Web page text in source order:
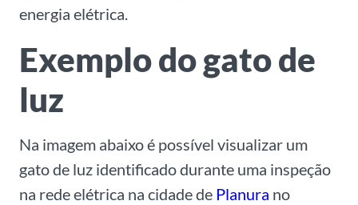
energia elétrica.
Exemplo do gato de
luz
Na imagem abaixo é possível visualizar um
gato de luz identificado durante uma inspeção
na rede elétrica na cidade de Planura no